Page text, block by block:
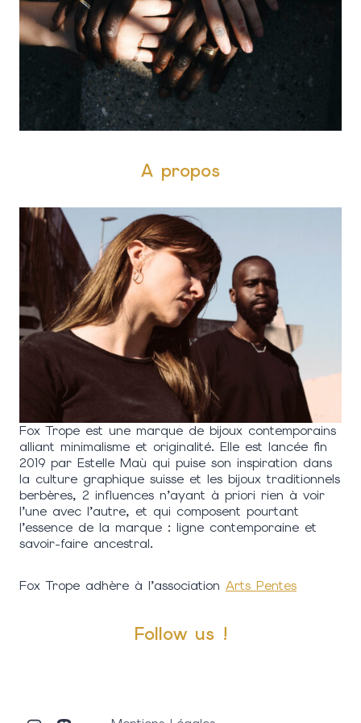
A propos
Fox Trope est une marque de bijoux contemporains
alliant minimalisme et originalité. Elle est lancée fin
2019 par Estelle Maù qui puise son inspiration dans
la culture graphique suisse et les bijoux traditionnels
berbères, 2 influences n’ayant à priori rien à voir
l’une avec l’autre, et qui composent pourtant
l’essence de la marque : ligne contemporaine et
savoir-faire ancestral.
Fox Trope adhère à l’association Arts Pentes
Follow us !